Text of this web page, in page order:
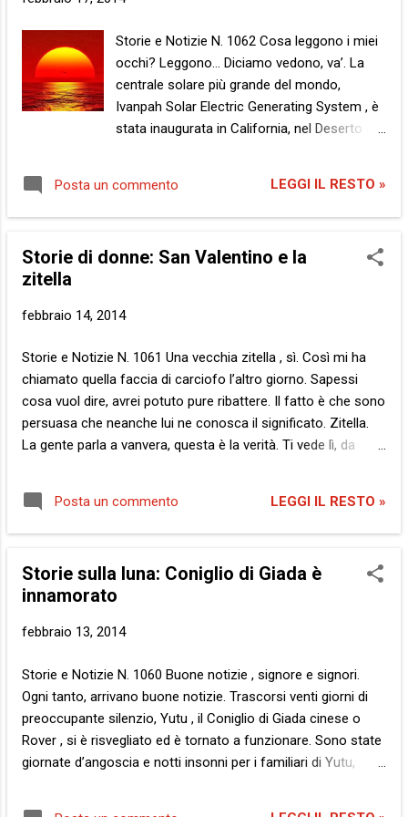
buio. Ovvero, la nostra interpretazione del
dall’idea che abbiamo di entrambi, ecco.
Cavolo, ma questa è una notizia bomba. Dai,
chi tra voi non ha pensato la stessa cosa?
Le implicazioni di questa rivoluzionaria
ennesima impresa scientifica ci costringono
letteralmente. Sebbene di pari grandezza,
Storie e Notizie N. 1062 Cosa leggono i miei
occhi? Leggono… Diciamo vedono, va’. La
centrale solare più grande del mondo,
Ivanpah Solar Electric Generating System , è
stata inaugurata in California, nel Deserto del
cosa mi dispiaccia, ecco. Non ho mai fatto
di queste scenate, mi siete testimoni. Chi mi
sono. Silente con la esse minuscola, da non
silenzioso. Non del tutto, d’accordo. E’
quindi qualcosa risuona, dai. Come
concordano il lago, il fiume e perfino il mare,
è esattamente come quando ti tirano sulla
schiena un sasso levigato, scopo rimbalzo
possibilmente multiplo. Pima o poi la pietra si
faccio altrettanto con i cerchi che si
Posta un commento LEGGI IL RESTO »
Storie di donne: San Valentino e la
zitella
febbraio 14, 2014
Storie e Notizie N. 1061 Una vecchia zitella , sì. Così mi ha
chiamato quella faccia di carciofo l’altro giorno. Sapessi
cosa vuol dire, avrei potuto pure ribattere. Il fatto è che sono
persuasa che neanche lui ne conosca il significato. Zitella.
La gente parla a vanvera, questa è la verità. Ti vede lì, da
è indubbio. Ma dico io, ti va di commentare? Fermati un
attimo e parliamone. Chiedi, insomma, chiedi, se ti interessa.
Sì, sono sola. Ma non è sempre stato così. Ti sembrerà
chiacchiere, sorrisi, e tanto cameratismo, guarda un po’. La
realtà è che vanno tutti di corsa, oggi, come dei ratti inseguiti
sola, non posso di certo negarlo. E’ la mia vita di oggi. Ma
comprendo. Complimenti, sei sopravvissuta , no? Brava, ad
essere ancora ...
Posta un commento LEGGI IL RESTO »
Storie sulla luna: Coniglio di Giada è
innamorato
febbraio 13, 2014
Storie e Notizie N. 1060 Buone notizie , signore e signori.
Ogni tanto, arrivano buone notizie. Trascorsi venti giorni di
preoccupante silenzio, Yutu , il Coniglio di Giada cinese o
Rover , si è risvegliato ed è tornato a funzionare. Sono state
giornate d’angoscia e notti insonni per i familiari di Yutu,
liberarsi dall’ansia accumulata. “L’ho sempre detto, io, e